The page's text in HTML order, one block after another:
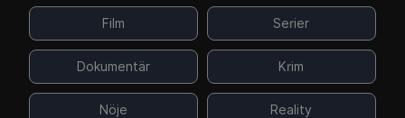
Film Serier
Dokumentär Krim
Nöje Reality